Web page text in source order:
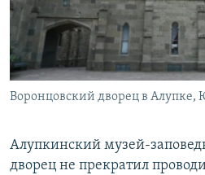
ПОБЕДИТЕЛЕЙ НЕ СУДЯТ?
КРЫМ.НЕПОКОРЕННЫЙ
ELIFBE
УКРАИНСКАЯ ПРОБЛЕМА КРЫМА
ПРИСОЕДИНЯЙТЕСЬ!
Воронцовский дворец в
Алупкинский музей-
дворец не прекратил